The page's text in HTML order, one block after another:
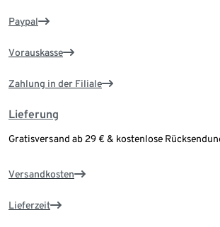
Paypal
Vorauskasse
Zahlung in der Filiale
Lieferung
Gratisversand ab 29 € & kostenlose
Versandkosten
Lieferzeit